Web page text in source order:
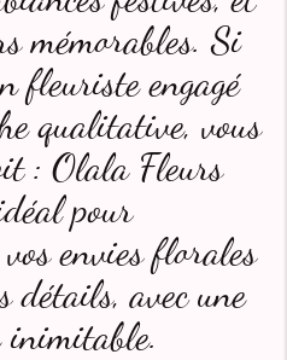
mémorables. Si
fleuriste engagé
qualitative, vous
: Olala Fleurs
pour
envies florales
détails, avec une
inimitable.